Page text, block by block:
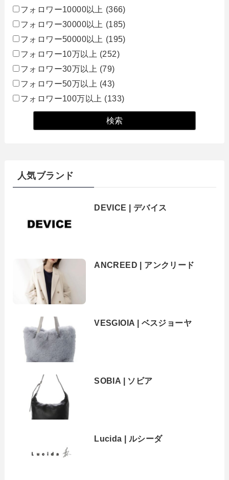
フォロワー10000以上 (366)
フォロワー30000以上 (185)
フォロワー50000以上 (195)
フォロワー10万以上 (252)
フォロワー30万以上 (79)
フォロワー50万以上 (43)
フォロワー100万以上 (133)
人気ブランド
DEVICE | デバイス
ANCREED | アンクリード
VESGIOIA | ベスジョーヤ
SOBIA | ソビア
Lucida | ルシーダ